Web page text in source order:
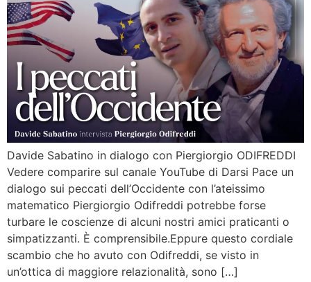
Davide Sabatino in dialogo con Piergiorgio ODIFREDDI
Vedere comparire sul canale YouTube di Darsi Pace un
dialogo sui peccati dell’Occidente con l’ateissimo
matematico Piergiorgio Odifreddi potrebbe forse
turbare le coscienze di alcuni nostri amici praticanti o
simpatizzanti. È comprensibile.Eppure questo cordiale
scambio che ho avuto con Odifreddi, se visto in
un’ottica di maggiore relazionalità, sono […]